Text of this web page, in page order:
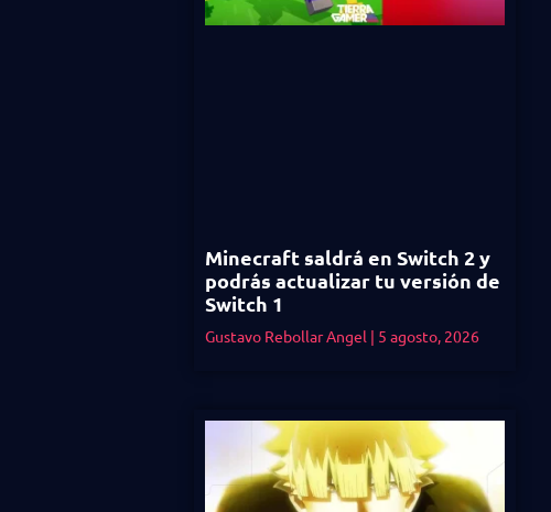
Minecraft saldrá en Switch 2 y
podrás actualizar tu versión de
Switch 1
Gustavo Rebollar Angel 5 agosto, 2026